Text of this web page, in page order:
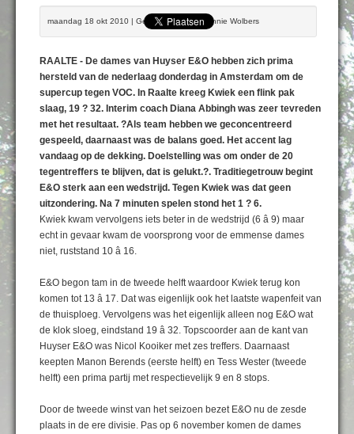
Fotoboek
Treffer van Quispel bezorgt FC Emmen droomstart
maandag 18 okt 2010 | Geschreven door Bennie Wolbers
RAALTE - De dames van Huyser E&O hebben zich prima
hersteld van de nederlaag donderdag in Amsterdam om de
supercup tegen VOC. In Raalte kreeg Kwiek een flink pak
slaag, 19 ? 32. Interim coach Diana Abbingh was zeer tevreden
met het resultaat. ?Als team hebben we geconcentreerd
gespeeld, daarnaast was de balans goed. Het accent lag
vandaag op de dekking. Doelstelling was om onder de 20
tegentreffers te blijven, dat is gelukt.?. Traditiegetrouw begint
E&O sterk aan een wedstrijd. Tegen Kwiek was dat geen
uitzondering. Na 7 minuten spelen stond het 1 ? 6.
Kwiek kwam vervolgens iets beter in de wedstrijd (6 â 9) maar
echt in gevaar kwam de voorsprong voor de emmense dames
niet, ruststand 10 â 16.
E&O begon tam in de tweede helft waardoor Kwiek terug kon
komen tot 13 â 17. Dat was eigenlijk ook het laatste wapenfeit van
de thuisploeg. Vervolgens was het eigenlijk alleen nog E&O wat
de klok sloeg, eindstand 19 â 32. Topscoorder aan de kant van
Huyser E&O was Nicol Kooiker met zes treffers. Daarnaast
keepten Manon Berends (eerste helft) en Tess Wester (tweede
helft) een prima partij met respectievelijk 9 en 8 stops.
Door de tweede winst van het seizoen bezet E&O nu de zesde
plaats in de ere divisie. Pas op 6 november komen de dames